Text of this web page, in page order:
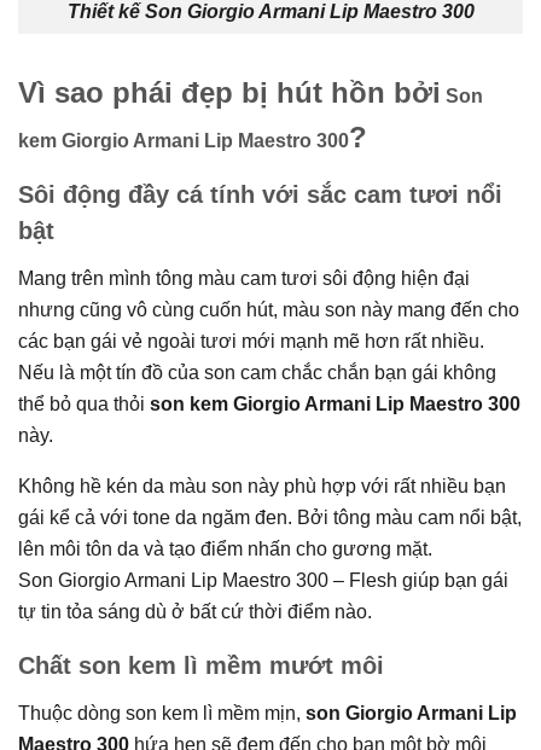
Thiết kế Son Giorgio Armani Lip Maestro 300
Vì sao phái đẹp bị hút hồn bởi Son
kem Giorgio Armani Lip Maestro 300?
Sôi động đầy cá tính với sắc cam tươi nổi
bật
Mang trên mình tông màu cam tươi sôi động hiện đại
nhưng cũng vô cùng cuốn hút, màu son này mang đến cho
các bạn gái vẻ ngoài tươi mới mạnh mẽ hơn rất nhiều.
Nếu là một tín đồ của son cam chắc chắn bạn gái không
thể bỏ qua thỏi son kem Giorgio Armani Lip Maestro 300
này.
Không hề kén da màu son này phù hợp với rất nhiều bạn
gái kể cả với tone da ngăm đen. Bởi tông màu cam nổi bật,
lên môi tôn da và tạo điểm nhấn cho gương mặt.
Son Giorgio Armani Lip Maestro 300 – Flesh giúp bạn gái
tự tin tỏa sáng dù ở bất cứ thời điểm nào.
Chất son kem lì mềm mướt môi
Thuộc dòng son kem lì mềm mịn, son Giorgio Armani Lip
Maestro 300 hứa hẹn sẽ đem đến cho bạn một bờ môi